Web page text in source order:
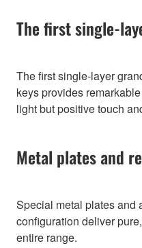
The first single-
The first single-layer
keys provides
light but positive touch
Metal plates and
Special metal plates and
configuration deliver
entire range.